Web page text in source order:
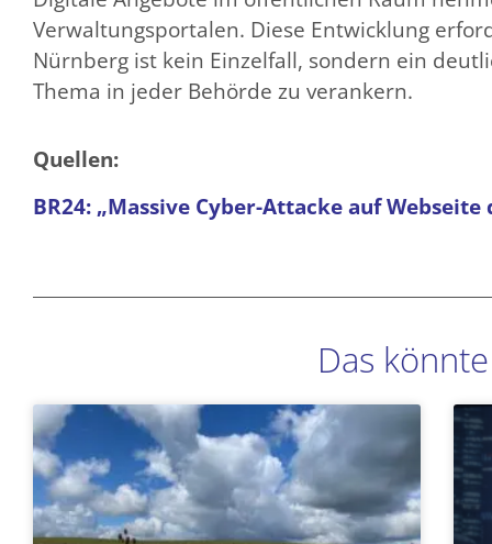
Verwaltungsportalen. Diese Entwicklung
Nürnberg ist kein Einzelfall, sondern ein
Thema in jeder Behörde zu verankern.
Quellen:
BR24: „Massive Cyber-Attacke auf
Das